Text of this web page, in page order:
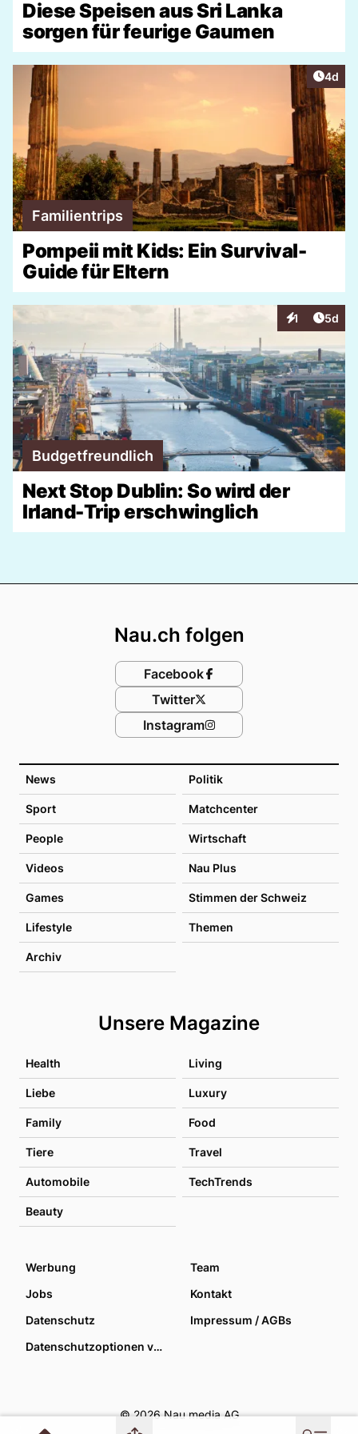
Diese Speisen aus Sri Lanka
sorgen für feurige Gaumen
4d
Familientrips
Pompeii mit Kids: Ein Survival-
Guide für Eltern
1
Interaktionen
5d
Budgetfreundlich
Next Stop Dublin: So wird der
Irland-Trip erschwinglich
News Politik
Sport Matchcenter
People Wirtschaft
Videos Nau Plus
Games Stimmen der Schweiz
Lifestyle Themen
Archiv
Unsere Magazine
Health Living
Liebe Luxury
Family Food
Tiere Travel
Automobile TechTrends
Beauty
Nau.ch folgen
Facebook
Twitter
Instagram
Werbung
Team
Jobs
Kontakt
Datenschutz
Impressum / AGBs
Datenschutzoptionen verwalten
© 2026 Nau media AG